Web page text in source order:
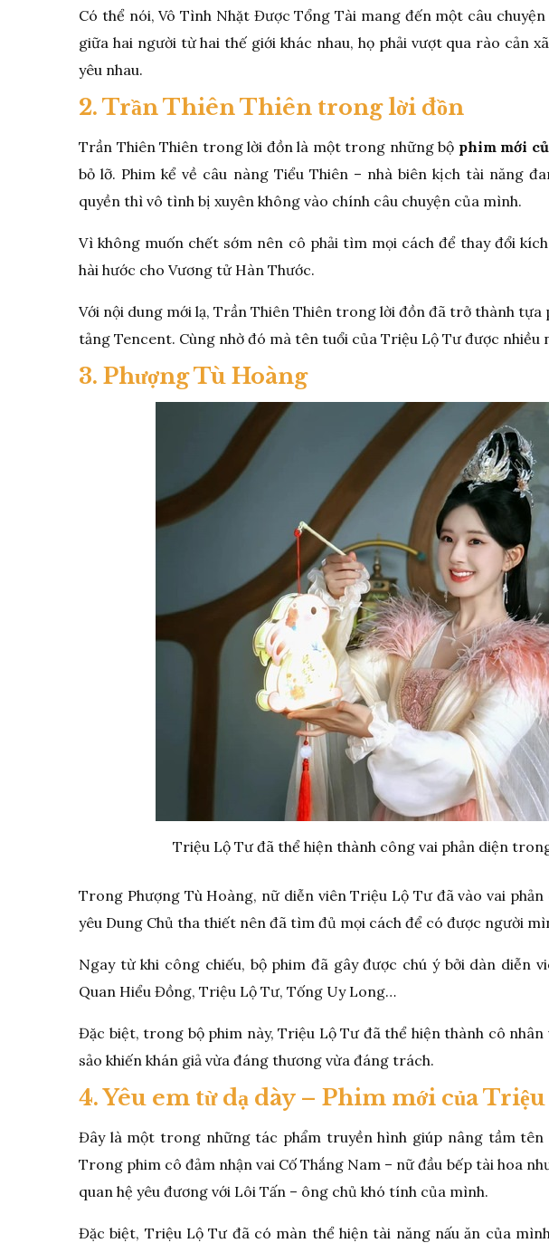
Có thể nói, Vô Tình Nhặt Được Tổng Tài mang đến một câu
giữa hai người từ hai thế giới khác nhau, họ phải vượt qua rào cản
yêu nhau.
2. Trần Thiên Thiên trong lời đồn
Trần Thiên Thiên trong lời đồn là một trong những bộ phim mới
bỏ lỡ. Phim kể về câu nàng Tiểu Thiên – nhà biên kịch tài năng
quyền thì vô tình bị xuyên không vào chính câu chuyện của mình.
Vì không muốn chết sớm nên cô phải tìm mọi cách để thay đổi
hài hước cho Vương tử Hàn Thước.
Với nội dung mới lạ, Trần Thiên Thiên trong lời đồn đã trở thành tựa
tảng Tencent. Cùng nhờ đó mà tên tuổi của Triệu Lộ Tư được nhiều
3. Phượng Tù Hoàng
Triệu Lộ Tư đã thể hiện thành công vai phản diện
Trong Phượng Tù Hoàng, nữ diễn viên Triệu Lộ Tư đã vào vai
yêu Dung Chủ tha thiết nên đã tìm đủ mọi cách để có được người
Ngay từ khi công chiếu, bộ phim đã gây được chú ý bởi dàn diễn
Quan Hiểu Đồng, Triệu Lộ Tư, Tống Uy Long…
Đặc biệt, trong bộ phim này, Triệu Lộ Tư đã thể hiện thành cô nhân
sảo khiến khán giả vừa đáng thương vừa đáng trách.
4. Yêu em từ dạ dày – Phim mới của Triệu
Đây là một trong những tác phẩm truyền hình giúp nâng tầm tên
Trong phim cô đảm nhận vai Cố Thắng Nam – nữ đầu bếp tài hoa
quan hệ yêu đương với Lôi Tấn – ông chủ khó tính của mình.
Đặc biệt, Triệu Lộ Tư đã có màn thể hiện tài năng nấu ăn của